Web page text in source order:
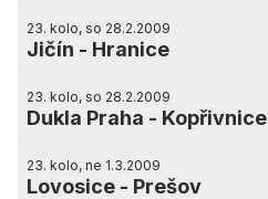
23. kolo, so 28.2.2009
Jičín - Hranice
23. kolo, so 28.2.2009
Dukla Praha - Kopřivnice
23. kolo, ne 1.3.2009
Lovosice - Prešov